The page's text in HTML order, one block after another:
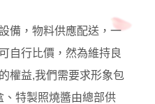
備，物料供應配送，一
自行比價，然為維持良
權益,我們需要求形象包
特製照燒醬由總部供